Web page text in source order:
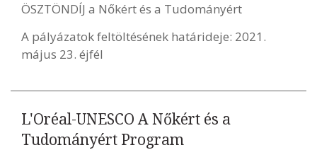
ÖSZTÖNDÍJ a Nőkért és a Tudományért
A pályázatok feltöltésének határideje: 2021.
május 23. éjfél
L'Oréal-UNESCO A Nőkért és a
Tudományért Program